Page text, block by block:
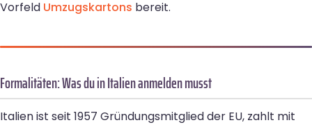
Vorfeld Umzugskartons bereit.
Formalitäten: Was du in Italien anmelden musst
Italien ist seit 1957 Gründungsmitglied der EU, zahlt mit